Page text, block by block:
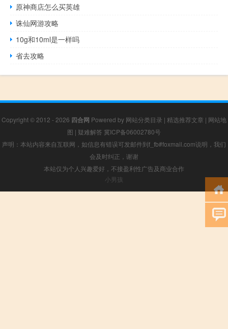
原神商店怎么买英雄
诛仙网游攻略
10g和10ml是一样吗
省去攻略
Copyright © 2012 - 2026 四合网 Powered by 网站分类目录 | 精选推荐文章 | 网站地
图 | 疑难解答 冀ICP备06002780号
声明：本站内容来自互联网，如信息有错误可发邮件到f_fb#foxmail.com说明，我们
会及时纠正，谢谢
本站仅为个人兴趣爱好，不接盈利性广告及商业合作
小男孩